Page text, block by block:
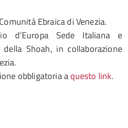
Ebraica di Venezia.
d’Europa Sede Italiana e
della Shoah, in collaborazione
obbligatoria aquesto link.